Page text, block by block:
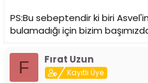
PS:Bu sebeptendir ki biri
bulamadığı için bizim
F Fırat Uzun
Kayıtlı Üye